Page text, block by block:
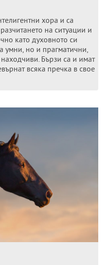
хора и са
на ситуации и
като духовното си
умни, но и прагматични,
Бързи са и имат
всяка пречка в своe